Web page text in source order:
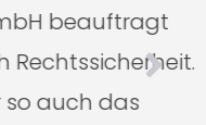
beauftragt
Rechtssicherheit.
auch das